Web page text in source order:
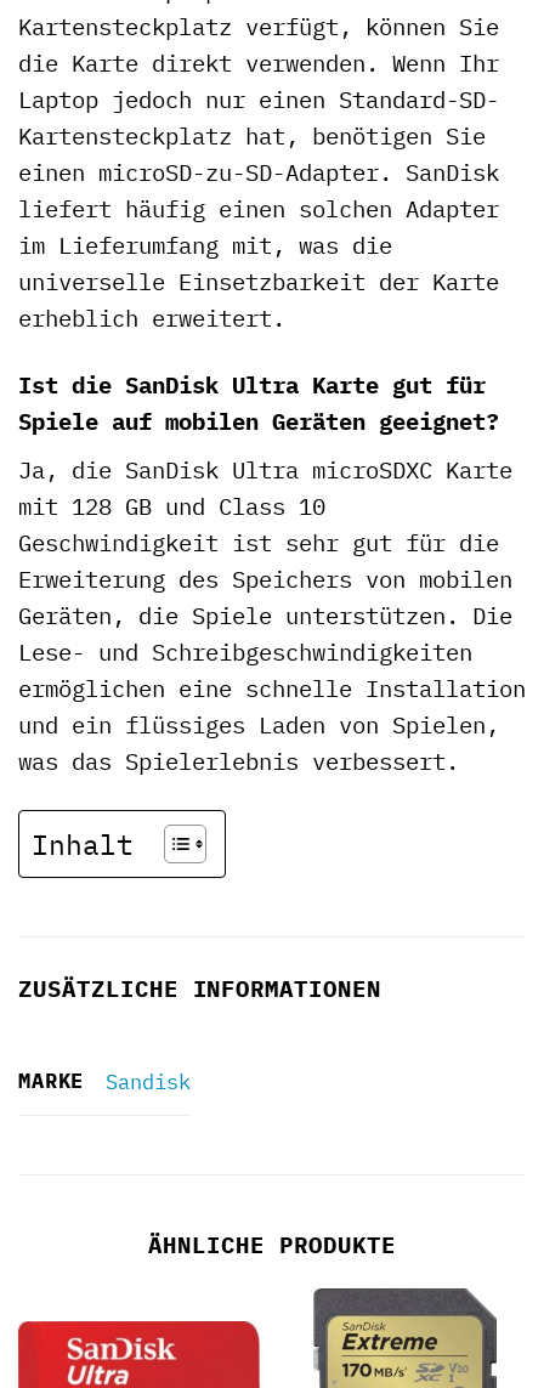
Kartensteckplatz verfügt, können Sie
die Karte direkt verwenden. Wenn Ihr
Laptop jedoch nur einen Standard-SD-
Kartensteckplatz hat, benötigen Sie
einen microSD-zu-SD-Adapter. SanDisk
liefert häufig einen solchen Adapter
im Lieferumfang mit, was die
universelle Einsetzbarkeit der Karte
erheblich erweitert.
Ist die SanDisk Ultra Karte gut für
Spiele auf mobilen Geräten geeignet?
Ja, die SanDisk Ultra microSDXC Karte
mit 128 GB und Class 10
Geschwindigkeit ist sehr gut für die
Erweiterung des Speichers von mobilen
Geräten, die Spiele unterstützen. Die
Lese- und Schreibgeschwindigkeiten
ermöglichen eine schnelle Installation
und ein flüssiges Laden von Spielen,
was das Spielerlebnis verbessert.
Inhalt
ZUSÄTZLICHE INFORMATIONEN
MARKE Sandisk
ÄHNLICHE PRODUKTE